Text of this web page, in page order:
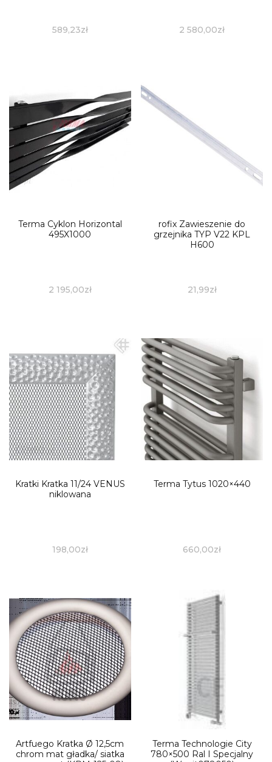
589,23zł 2 580,00zł
Terma Cyklon Horizontal
495X1000
2 195,00zł
rofix Zawieszenie do
grzejnika TYP V22 KPL
H600
21,99zł
Kratki Kratka 11/24 VENUS
niklowana
198,00zł
Terma Tytus 1020×440
660,00zł
Artfuego Kratka Ø 12,5cm
chrom mat gładka/ siatka
Terma Technologie City
780×500 Ral I Specjalny